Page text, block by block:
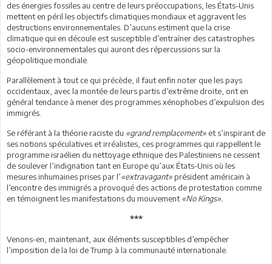
des énergies fossiles au centre de leurs préoccupations, les États-Unis
mettent en péril les objectifs climatiques mondiaux et aggravent les
destructions environnementales. D’aucuns estiment que la crise
climatique qui en découle est susceptible d’entraîner des catastrophes
socio-environnementales qui auront des répercussions sur la
géopolitique mondiale.
Parallèlement à tout ce qui précède, il faut enfin noter que les pays
occidentaux, avec la montée de leurs partis d’extrême droite, ont en
général tendance à mener des programmes xénophobes d’expulsion des
immigrés.
Se référant à la théorie raciste du «grand remplacement» et s’inspirant de
ses notions spéculatives et irréalistes, ces programmes qui rappellent le
programme israélien du nettoyage ethnique des Palestiniens ne cessent
de soulever l’indignation tant en Europe qu’aux États-Unis où les
mesures inhumaines prises par l’«extravagant»président américain à
l’encontre des immigrés a provoqué des actions de protestation comme
en témoignent les manifestations du mouvement«No Kings».
***
Venons-en, maintenant, aux éléments susceptibles d’empêcher
l’imposition de la loi de Trump à la communauté internationale.